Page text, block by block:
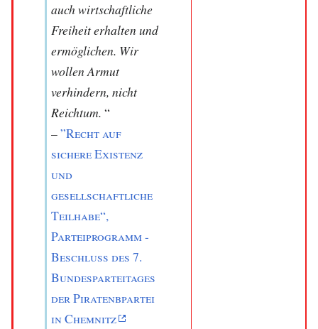
auch wirtschaftliche
Freiheit erhalten und
ermöglichen. Wir
wollen Armut
verhindern, nicht
Reichtum. “
–”Recht auf
sichere Existenz
und
gesellschaftliche
Teilhabe“,
Parteiprogramm -
Beschluss des 7.
Bundesparteitages
der Piratenbpartei
in Chemnitz